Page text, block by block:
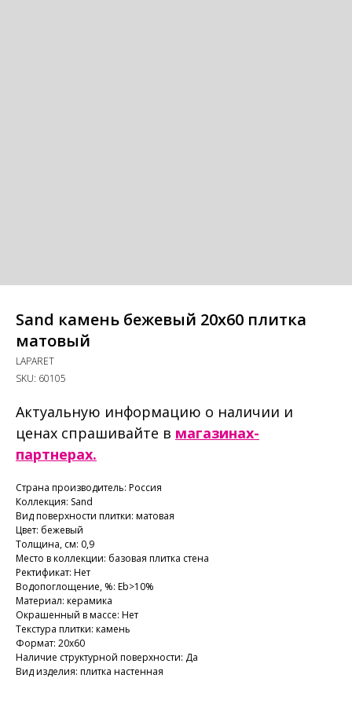
Sand камень бежевый 20x60 плитка
матовый
LAPARET
SKU: 60105
Актуальную информацию о наличии и
ценах спрашивайте в магазинах-
партнерах.
Страна производитель: Россия
Коллекция: Sand
Вид поверхности плитки: матовая
Цвет: бежевый
Толщина, см: 0,9
Место в коллекции: базовая плитка стена
Ректификат: Нет
Водопоглощение, %: Еb>10%
Материал: керамика
Окрашенный в массе: Нет
Текстура плитки: камень
Формат: 20х60
Наличие структурной поверхности: Да
Вид изделия: плитка настенная